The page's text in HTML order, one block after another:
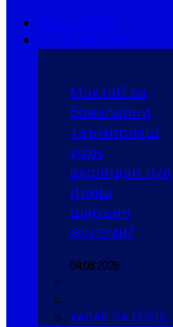
Мактаб ва
боғчаларни
таъмирлаш
учун
аҳолидан пул
йиғиш
шаръан
жоизми?
04.08.2026
ХАБАР ВА ИЗОҲ